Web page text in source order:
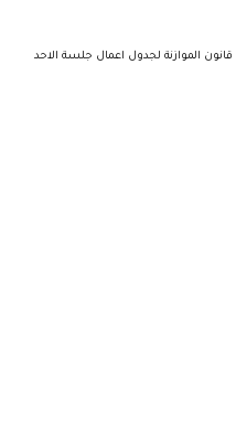
الموازنة لجدول اعمال جلسة الاحد